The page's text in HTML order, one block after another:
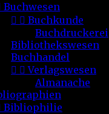
Buchwesen
  Buchkunde
Buchdruckerei
Bibliothekswesen
Buchhandel
  Verlagswesen
Almanache
Bibliophilie